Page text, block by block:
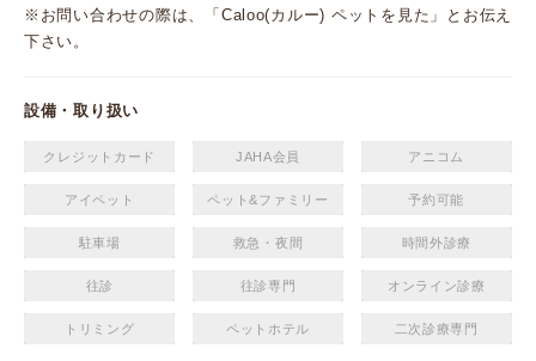
※お問い合わせの際は、「Caloo(カルー) ペットを見た」とお伝え
下さい。
設備・取り扱い
クレジットカード JAHA会員 アニコム
アイペット ペット&ファミリー 予約可能
駐車場 救急・夜間 時間外診療
往診 往診専門 オンライン診療
トリミング ペットホテル 二次診療専門